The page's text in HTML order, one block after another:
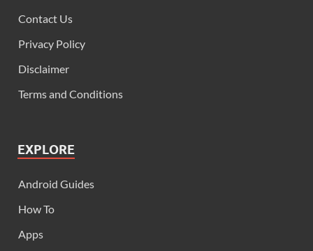
Contact Us
Privacy Policy
Disclaimer
Terms and Conditions
EXPLORE
Android Guides
How To
Apps